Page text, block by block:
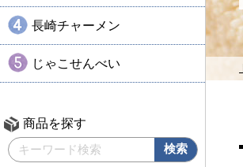
長崎チャーメン
じゃこせんべい
商品を探す